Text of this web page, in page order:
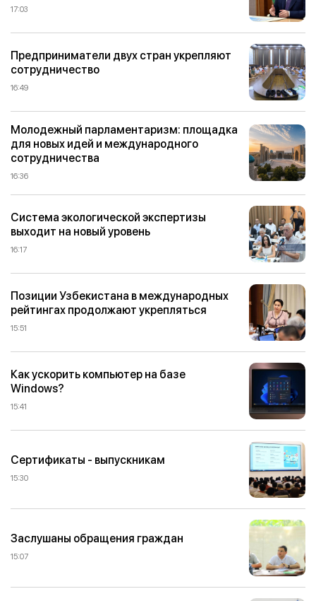
17:03
Предприниматели двух стран укрепляют
сотрудничество
16:49
Молодежный парламентаризм: площадка
для новых идей и международного
сотрудничества
16:36
Система экологической экспертизы
выходит на новый уровень
16:17
Позиции Узбекистана в международных
рейтингах продолжают укрепляться
15:51
Как ускорить компьютер на базе
Windows?
15:41
Сертификаты - выпускникам
15:30
Заслушаны обращения граждан
15:07